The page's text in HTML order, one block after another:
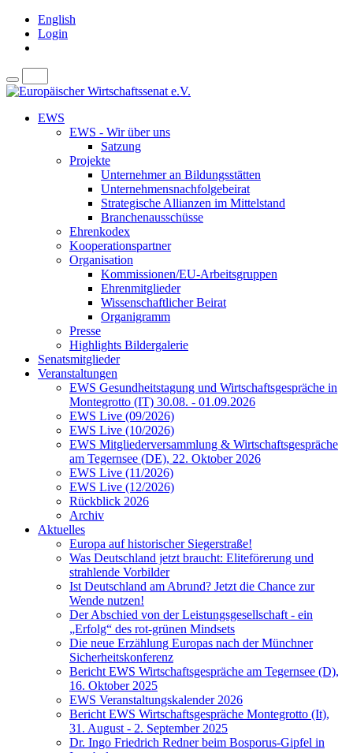
English
Login
EWS
EWS - Wir über uns
Satzung
Projekte
Unternehmer an Bildungsstätten
Unternehmensnachfolgebeirat
Strategische Allianzen im Mittelstand
Branchenausschüsse
Ehrenkodex
Kooperationspartner
Organisation
Kommissionen/EU-Arbeitsgruppen
Ehrenmitglieder
Wissenschaftlicher Beirat
Organigramm
Presse
Highlights Bildergalerie
Senatsmitglieder
Veranstaltungen
EWS Gesundheitstagung und Wirtschaftsgespräche in
Montegrotto (IT) 30.08. - 01.09.2026
EWS Live (09/2026)
EWS Live (10/2026)
EWS Mitgliederversammlung & Wirtschaftsgespräche
am Tegernsee (DE), 22. Oktober 2026
EWS Live (11/2026)
EWS Live (12/2026)
Rückblick 2026
Archiv
Aktuelles
Europa auf historischer Siegerstraße!
Was Deutschland jetzt braucht: Eliteförerung und
strahlende Vorbilder
Ist Deutschland am Abrund? Jetzt die Chance zur
Wende nutzen!
Der Abschied von der Leistungsgesellschaft - ein
„Erfolg“ des rot-grünen Mindsets
Die neue Erzählung Europas nach der Münchner
Sicherheitskonferenz
Bericht EWS Wirtschaftsgespräche am Tegernsee (D),
16. Oktober 2025
EWS Veranstaltungskalender 2026
Bericht EWS Wirtschaftsgespräche Montegrotto (It),
31. August - 2. September 2025
Dr. Ingo Friedrich Redner beim Bosporus-Gipfel in